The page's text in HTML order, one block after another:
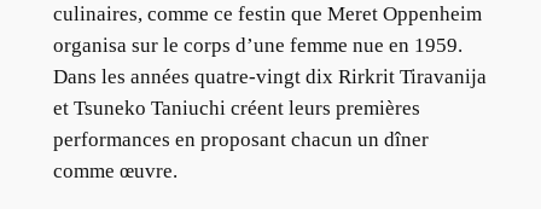
culinaires, comme ce festin que Meret Oppenheim
organisa sur le corps d’une femme nue en 1959.
Dans les années quatre-vingt dix Rirkrit Tiravanija
et Tsuneko Taniuchi créent leurs premières
performances en proposant chacun un dîner
comme œuvre.